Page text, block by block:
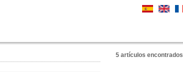
5 artículos encontrados